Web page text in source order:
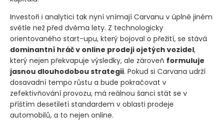
Investoři i analytici tak nyní vnímají Carvanu v úplně jiném
světle než před dvěma lety. Z technologicky
orientovaného start-upu, který bojoval o přežití, se stává
dominantní hráč v online prodeji ojetých vozidel,
který nejen překvapuje výsledky, ale zároveň formuluje
jasnou dlouhodobou strategii. Pokud si Carvana udrží
dosavadní tempo růstu a bude pokračovat v
zefektivňování provozu, má reálnou šanci stát se v
příštím desetiletí standardem v oblasti prodeje
automobilů, a to nejen online.